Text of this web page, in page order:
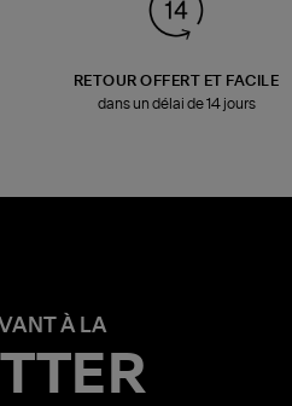
RETOUR OFFERT ET FACILE
dans un délai de 14 jours
À LA